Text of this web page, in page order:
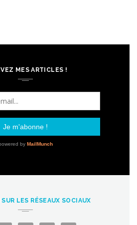
MES ARTICLES !
LES RÉSEAUX SOCIAUX